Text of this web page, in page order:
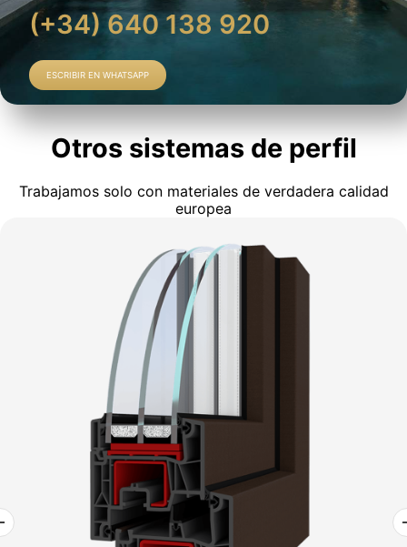
(+34) 640 138 920
ESCRIBIR EN WHATSAPP
Otros sistemas de perfil
Trabajamos solo con materiales de verdadera calidad
europea